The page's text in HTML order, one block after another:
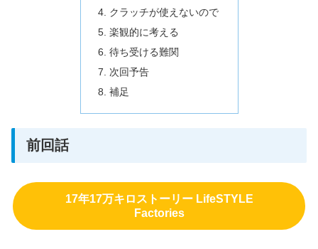
クラッチが使えないので
楽観的に考える
待ち受ける難関
次回予告
補足
前回話
17年17万キロストーリー LifeSTYLE
Factories